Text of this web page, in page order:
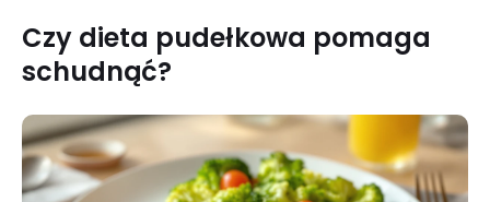
Czy dieta pudełkowa pomaga
schudnąć?